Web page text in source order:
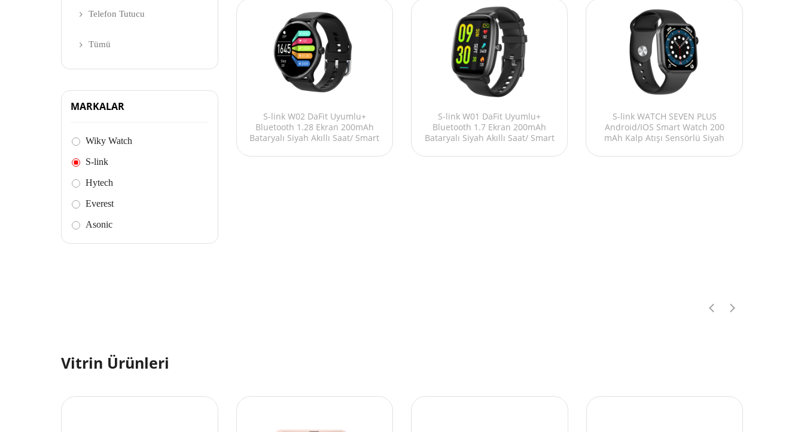
Telefon Tutucu
Tümü
MARKALAR
Wiky Watch
S-link
Hytech
Everest
Asonic
S-link W02 DaFit Uyumlu+
Bluetooth 1.28 Ekran 200mAh
Bataryalı Siyah Akıllı Saat/ Smart
S-link W01 DaFit Uyumlu+
Bluetooth 1.7 Ekran 200mAh
Bataryalı Siyah Akıllı Saat/ Smart
S-link WATCH SEVEN PLUS
Android/IOS Smart Watch 200
mAh Kalp Atışı Sensörlü Siyah
Vitrin Ürünleri